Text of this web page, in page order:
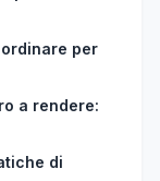
per
a rendere:
di